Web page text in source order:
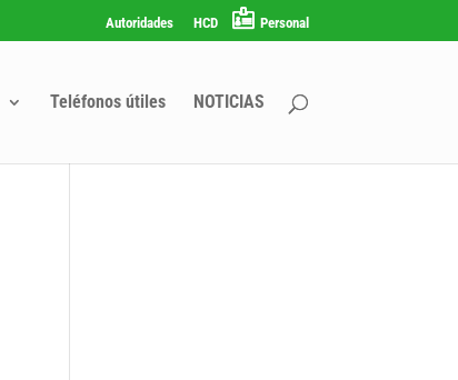
Autoridades HCD Personal
Teléfonos útiles NOTICIAS